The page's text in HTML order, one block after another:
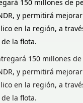
150 millones de
y permitirá
en la región, a
la flota.
150 millones
y permitirá
en la región, a
la flota.